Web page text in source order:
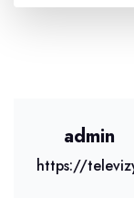
admin
https://